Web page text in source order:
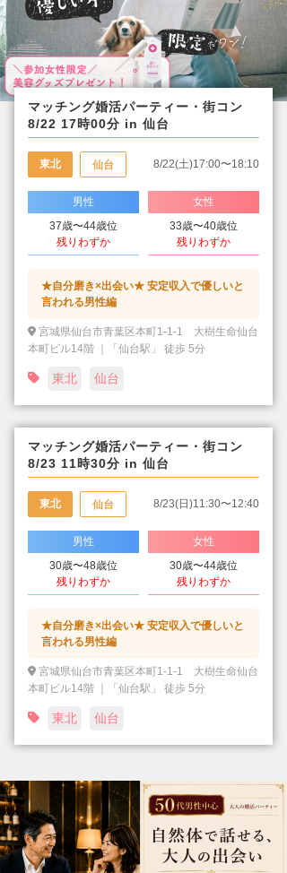
マッチング婚活パーティー・街コン
8/22 17時00分 in 仙台
東北 仙台 8/22(土)17:00〜18:10
男性
37歳〜44歳位
残りわずか
女性
33歳〜40歳位
残りわずか
★自分磨き×出会い★ 安定収入で優しいと
言われる男性編
宮城県仙台市青葉区本町1-1-1 大樹生命仙台
本町ビル14階 ｜「仙台駅」 徒歩 5分
東北 仙台
マッチング婚活パーティー・街コン
8/23 11時30分 in 仙台
東北 仙台 8/23(日)11:30〜12:40
男性
30歳〜48歳位
残りわずか
女性
30歳〜44歳位
残りわずか
★自分磨き×出会い★ 安定収入で優しいと
言われる男性編
宮城県仙台市青葉区本町1-1-1 大樹生命仙台
本町ビル14階 ｜「仙台駅」 徒歩 5分
東北 仙台